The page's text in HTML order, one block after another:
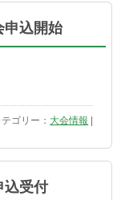
申込開始
ゴリー： 大会情報
込受付